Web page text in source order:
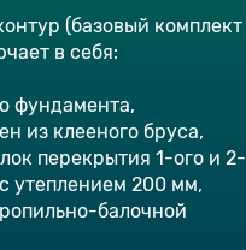
(базовый комплект
в себя:
фундамента,
из клееного бруса,
перекрытия 1-ого и 2-
утеплением 200 мм,
балочной